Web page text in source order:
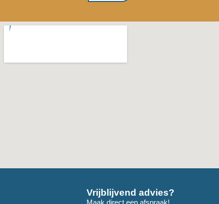
Vrijblijvend advies?